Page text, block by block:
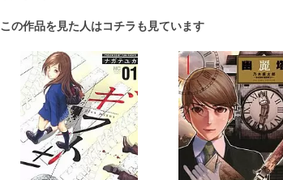
この作品を見た人はコチラも見ています